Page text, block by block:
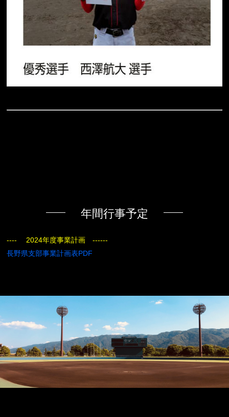
年間行事予定
---- 2024年度事業計画 ------
長野県支部事業計画表PDF